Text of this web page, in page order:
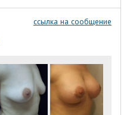
ссылка на сообщение